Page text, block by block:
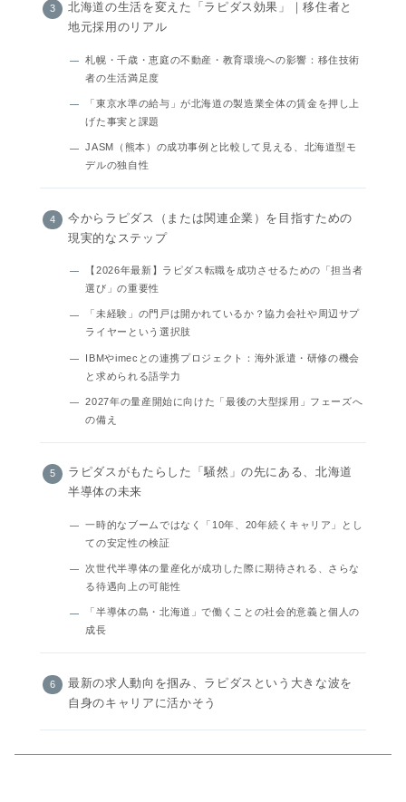
北海道の生活を変えた「ラピダス効果」｜移住者と
地元採用のリアル
札幌・千歳・恵庭の不動産・教育環境への影響：移住技術
者の生活満足度
「東京水準の給与」が北海道の製造業全体の賃金を押し上
げた事実と課題
JASM（熊本）の成功事例と比較して見える、北海道型モ
デルの独自性
今からラピダス（または関連企業）を目指すための
現実的なステップ
【2026年最新】ラピダス転職を成功させるための「担当者
選び」の重要性
「未経験」の門戸は開かれているか？協力会社や周辺サプ
ライヤーという選択肢
IBMやimecとの連携プロジェクト：海外派遣・研修の機会
と求められる語学力
2027年の量産開始に向けた「最後の大型採用」フェーズへ
の備え
ラピダスがもたらした「騒然」の先にある、北海道
半導体の未来
一時的なブームではなく「10年、20年続くキャリア」とし
ての安定性の検証
次世代半導体の量産化が成功した際に期待される、さらな
る待遇向上の可能性
「半導体の島・北海道」で働くことの社会的意義と個人の
成長
最新の求人動向を掴み、ラピダスという大きな波を
自身のキャリアに活かそう